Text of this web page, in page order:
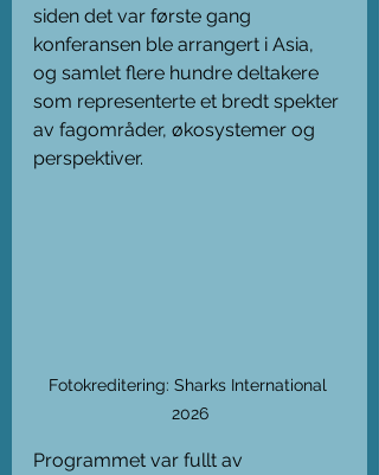
siden det var første gang
konferansen ble arrangert i Asia,
og samlet flere hundre deltakere
som representerte et bredt spekter
av fagområder, økosystemer og
perspektiver.
Fotokreditering: Sharks International
2026
Programmet var fullt av